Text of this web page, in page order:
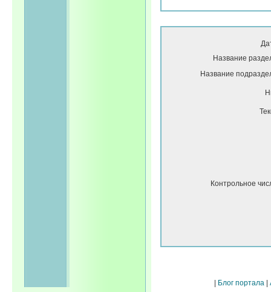
Название
Название
Контрольное
Блог портала